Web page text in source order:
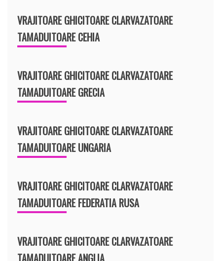
VRAJITOARE GHICITOARE CLARVAZATOARE
TAMADUITOARE CEHIA
VRAJITOARE GHICITOARE CLARVAZATOARE
TAMADUITOARE GRECIA
VRAJITOARE GHICITOARE CLARVAZATOARE
TAMADUITOARE UNGARIA
VRAJITOARE GHICITOARE CLARVAZATOARE
TAMADUITOARE FEDERATIA RUSA
VRAJITOARE GHICITOARE CLARVAZATOARE